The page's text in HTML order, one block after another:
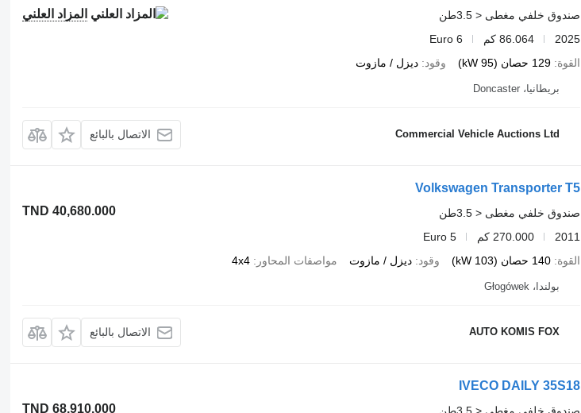
المزاد العلني
صندوق خلفي مغطى < 3.5طن
2025
86.064 كم
Euro 6
القوة 129 حصان (95 kW) وقود ديزل / مازوت
بريطانيا، Doncaster
Commercial Vehicle Auctions Ltd الاتصال بالبائع
Volkswagen Transporter T5
TND 40,680.000
صندوق خلفي مغطى < 3.5طن
2011
270.000 كم
Euro 5
القوة 140 حصان (103 kW) وقود ديزل / مازوت مواصفات المحاور 4x4
بولندا، Głogówek
AUTO KOMIS FOX الاتصال بالبائع
IVECO DAILY 35S18
TND 68,910.000
صندوق خلفي مغطى < 3.5طن